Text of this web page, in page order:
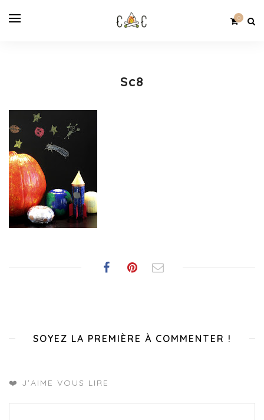
0
Sc8
SOYEZ LA PREMIÈRE À COMMENTER !
❤️ J'AIME VOUS LIRE